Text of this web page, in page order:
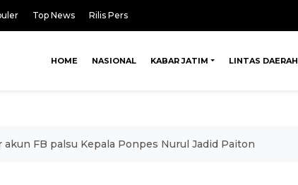
Top News Rilis Pers
HOME NASIONAL KABAR JATIM LINTAS DAERAH
akun FB palsu Kepala Ponpes Nurul Jadid Paiton